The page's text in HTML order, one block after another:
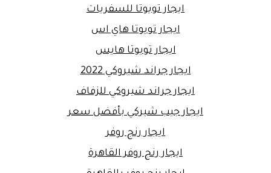
ايجار تويوتا للسفريات
ايجار تويوتا هاي اس
ايجار تويوتا هايس
ايجار جراند شيروكي 2022
ايجار جراند شيروكي للزفاف
ايجار جيب شيركي بأفضل سعر
ايجار رنج روفر
ايجار رنج روفر القاهرة